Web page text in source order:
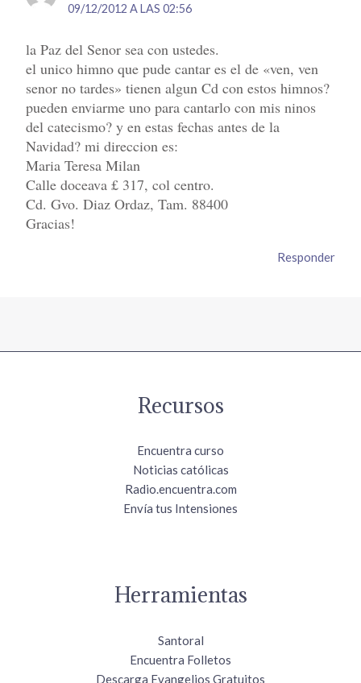
09/12/2012 A LAS 02:56
la Paz del Senor sea con ustedes.
el unico himno que pude cantar es el de «ven, ven
senor no tardes» tienen algun Cd con estos himnos?
pueden enviarme uno para cantarlo con mis ninos
del catecismo? y en estas fechas antes de la
Navidad? mi direccion es:
Maria Teresa Milan
Calle doceava £ 317, col centro.
Cd. Gvo. Diaz Ordaz, Tam. 88400
Gracias!
Responder
Recursos
Encuentra curso
Noticias católicas
Radio.encuentra.com
Envía tus Intensiones
Herramientas
Santoral
Encuentra Folletos
Descarga Evangelios Gratuitos